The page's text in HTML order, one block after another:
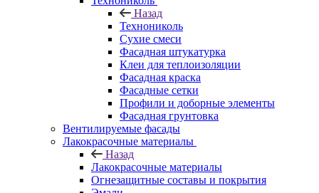
Назад
Технониколь
Сухие смеси
Фасадная штукатурка
Клеи для теплоизоляции
Фасадная краска
Фасадные сетки
Профили и доборные элементы
Фасадная грунтовка
Вентилируемые фасады
Лакокрасочные материалы
Назад
Лакокрасочные материалы
Огнезащитные составы и покрытия